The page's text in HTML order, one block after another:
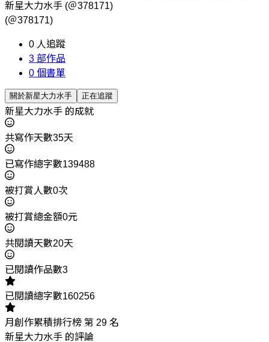
新星大力水手 (＠378171)
(＠378171)
0 人追蹤
3 部作品
0 個書單
關於新星大力水手 正在追蹤
新星大力水手 的成就
共寫作天數35天
已寫作總字數139488
被打賞人數0次
被打賞總金額0元
共閱讀天數20天
已閱讀作品數3
已閱讀總字數160256
月創作累積排行榜 第 29 名
新星大力水手 的評論